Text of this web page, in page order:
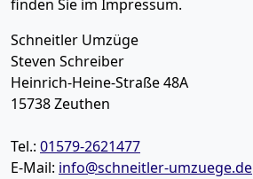
finden Sie im Impressum.
Schneitler Umzüge
Steven Schreiber
Heinrich-Heine-Straße 48A
15738Zeuthen
Tel.: 01579-2621477
E-Mail: info@schneitler-umzuege.de